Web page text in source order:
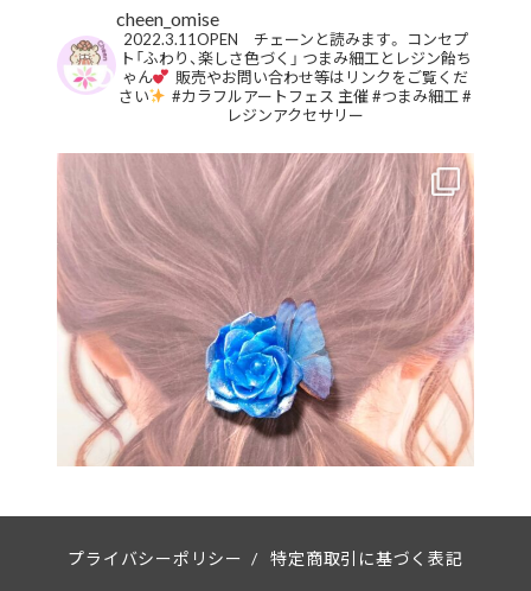
cheen_omise
2022.3.11OPEN チェーンと読みます。 コンセプ
ト「ふわり、楽しさ色づく」 つまみ細工とレジン飴ち
ゃん
販売やお問い合わせ等はリンクをご覧くだ
さい
#カラフルアートフェス 主催#つまみ細工 #
レジンアクセサリー
プライバシーポリシー / 特定商取引に基づく表記